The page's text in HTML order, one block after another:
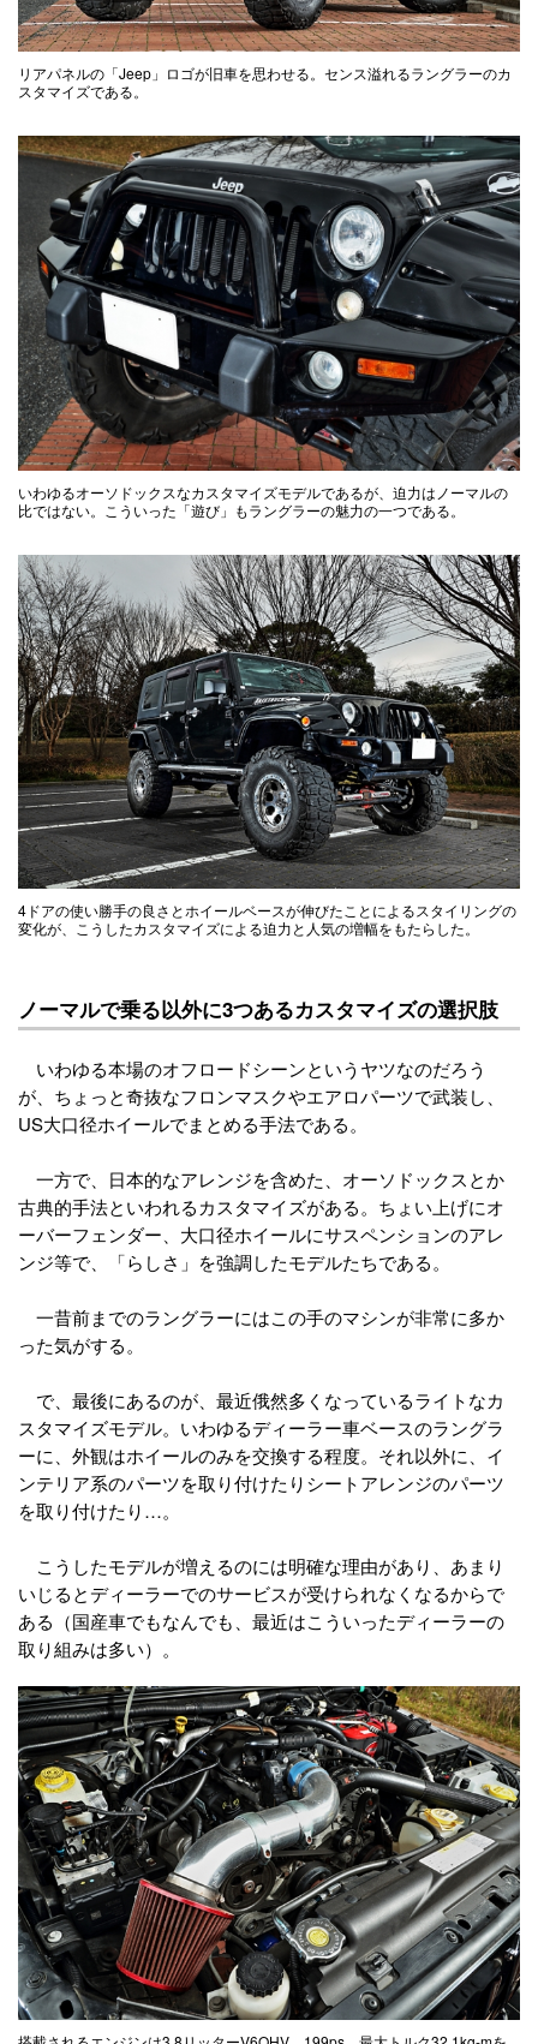
リアパネルの「Jeep」ロゴが旧車を思わせる。センス溢れるラングラーのカ
スタマイズである。
いわゆるオーソドックスなカスタマイズモデルであるが、迫力はノーマルの
比ではない。こういった「遊び」もラングラーの魅力の一つである。
4ドアの使い勝手の良さとホイールベースが伸びたことによるスタイリングの
変化が、こうしたカスタマイズによる迫力と人気の増幅をもたらした。
ノーマルで乗る以外に3つあるカスタマイズの選択肢
いわゆる本場のオフロードシーンというヤツなのだろう
が、ちょっと奇抜なフロンマスクやエアロパーツで武装し、
US大口径ホイールでまとめる手法である。
一方で、日本的なアレンジを含めた、オーソドックスとか
古典的手法といわれるカスタマイズがある。ちょい上げにオ
ーバーフェンダー、大口径ホイールにサスペンションのアレ
ンジ等で、「らしさ」を強調したモデルたちである。
一昔前までのラングラーにはこの手のマシンが非常に多か
った気がする。
で、最後にあるのが、最近俄然多くなっているライトなカ
スタマイズモデル。いわゆるディーラー車ベースのラングラ
ーに、外観はホイールのみを交換する程度。それ以外に、イ
ンテリア系のパーツを取り付けたりシートアレンジのパーツ
を取り付けたり…。
こうしたモデルが増えるのには明確な理由があり、あまり
いじるとディーラーでのサービスが受けられなくなるからで
ある（国産車でもなんでも、最近はこういったディーラーの
取り組みは多い）。